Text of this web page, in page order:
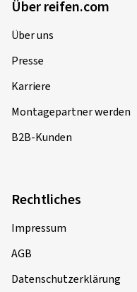
Über reifen.com
Über uns
Presse
Karriere
Montagepartner werden
B2B-Kunden
Rechtliches
Impressum
AGB
Datenschutzerklärung